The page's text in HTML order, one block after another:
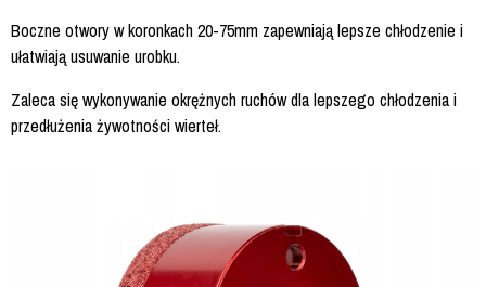
Boczne otwory w koronkach 20-75mm zapewniają lepsze chłodzenie i
ułatwiają usuwanie urobku.
Zaleca się wykonywanie okrężnych ruchów dla lepszego chłodzenia i
przedłużenia żywotności wierteł.